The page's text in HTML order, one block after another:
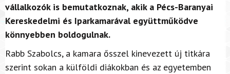
vállalkozók is bemutatkoznak, akik a Pécs-Baranyai
Kereskedelmi és Iparkamarával együttműködve
könnyebben boldogulnak.
Rabb Szabolcs, a kamara ősszel kinevezett új titkára
szerint sokan a külföldi diákokban és az egyetemben